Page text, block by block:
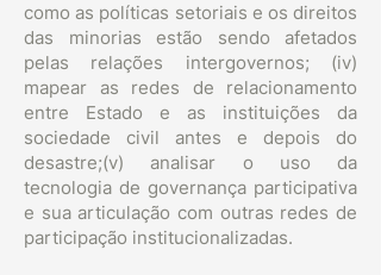
como as políticas setoriais e os direitos
das minorias estão sendo afetados
pelas relações intergovernos; (iv)
mapear as redes de relacionamento
entre Estado e as instituições da
sociedade civil antes e depois do
desastre;(v) analisar o uso da
tecnologia de governança participativa
e sua articulação com outras redes de
participação institucionalizadas.